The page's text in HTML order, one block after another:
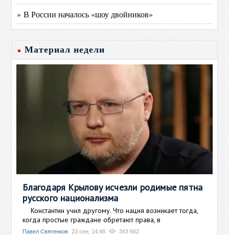
» В России началось «шоу двойников»
Материал недели
Благодаря Крылову исчезли родимые пятна
русского национализма
Константин учил другому. Что нация возникает тогда,
когда простые граждане обретают права, в
Павел Святенков 23 сен, 14:48 343 662